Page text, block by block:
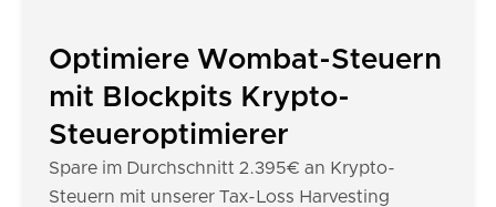
Optimiere Wombat-Steuern
mit Blockpits Krypto-
Steueroptimierer
Spare im Durchschnitt 2.395€ an Krypto-
Steuern mit unserer Tax-Loss Harvesting